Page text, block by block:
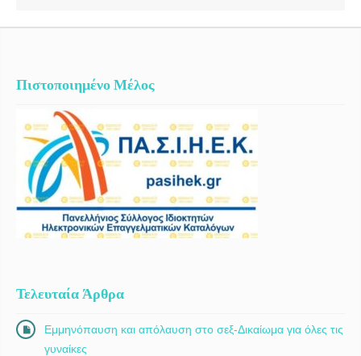
Πιστοποιημένο Μέλος
Τελευταία Άρθρα
Εμμηνόπαυση και απόλαυση στο σεξ-Δικαίωμα για όλες τις
γυναίκες